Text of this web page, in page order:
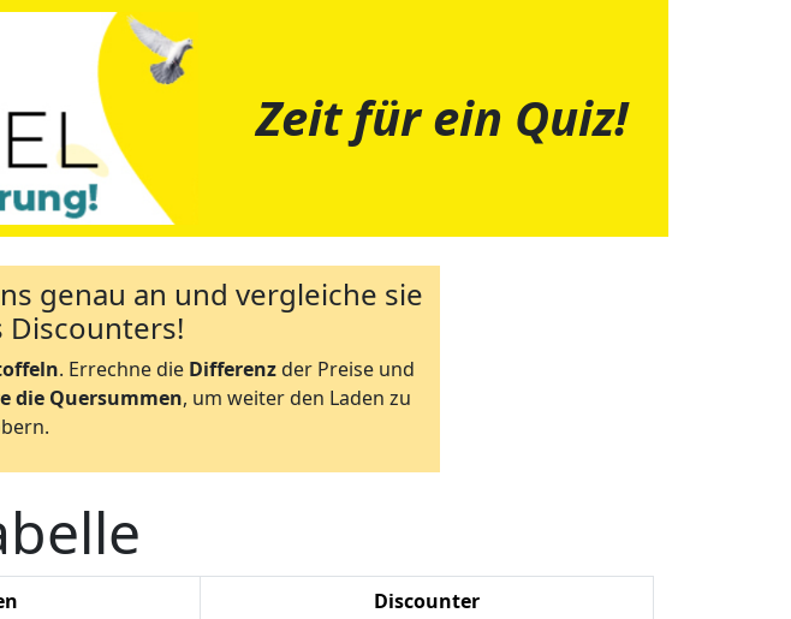
Zeit für ein Quiz!
genau an und vergleiche sie
Discounters!
. Errechne die Differenzder Preise und
die Quersummen, um weiter den Laden zu
Discounter